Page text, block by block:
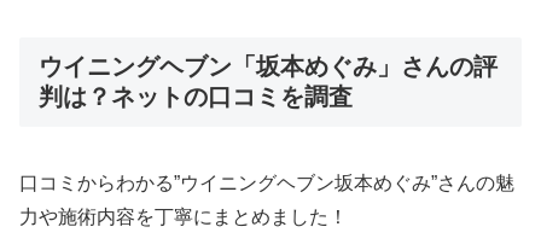
ウイニングヘブン「坂本めぐみ」さんの評
判は？ネットの口コミを調査
口コミからわかる”ウイニングヘブン坂本めぐみ”さんの魅
力や施術内容を丁寧にまとめました！